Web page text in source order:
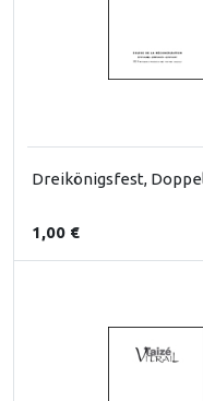
Dreikönigsfest,
1,00 €